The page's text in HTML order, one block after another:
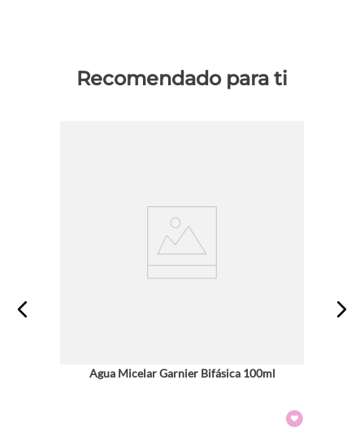
Recomendado para ti
Agua Micelar Garnier Bifásica 100ml